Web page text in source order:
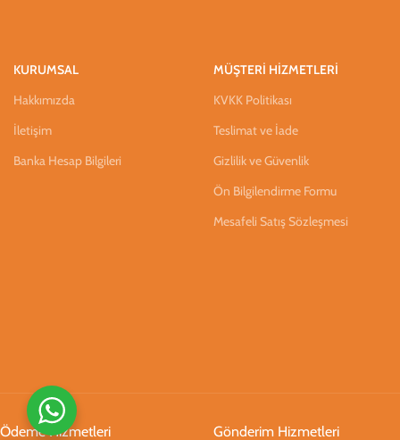
KURUMSAL
Hakkımızda
İletişim
Banka Hesap Bilgileri
MÜŞTERİ HİZMETLERİ
KVKK Politikası
Teslimat ve İade
Gizlilik ve Güvenlik
Ön Bilgilendirme Formu
Mesafeli Satış Sözleşmesi
Ödeme Hizmetleri Gönderim Hizmetleri